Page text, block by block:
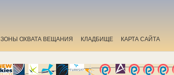
ЗОНЫ ОХВАТА ВЕЩАНИЯ КЛАДБИЩЕ КАРТА САЙТА